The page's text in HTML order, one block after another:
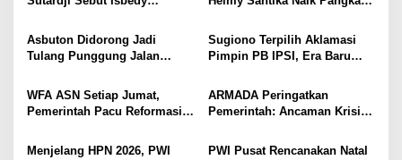
o
s
Kualitas
Perwira Tinggi Polri yang
Meraih Bintang Tiga, Pernah
Ungkap Jaringan Fredy
Sejumlah Kasus Nasional
Asbuton Didorong Jadi
Tulang Punggung Jalan
Ketergantungan Aspal Impor
Sugiono Terpilih Aklamasi
Pimpin PB IPSI, Era Baru
Olimpiade
WFA ASN Setiap Jumat,
Pemerintah Pacu Reformasi
ARMADA Peringatkan
Pemerintah: Ancaman Krisis
Jika Tak Diantisipasi
Menjelang HPN 2026, PWI
PWI Pusat Rencanakan Natal